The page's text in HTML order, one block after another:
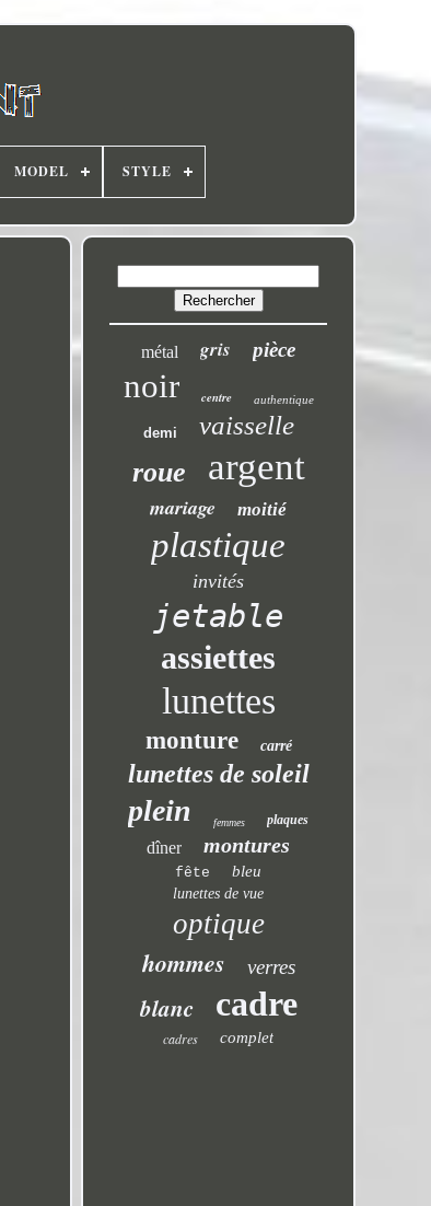
MODEL STYLE
métal gris pièce
noir centre authentique
demi vaisselle
roue argent
mariage moitié
plastique
invités
jetable
assiettes
lunettes
monture carré
lunettes de soleil
plein femmes plaques
dîner montures
fête bleu
lunettes de vue
optique
hommes verres
blanc cadre
cadres complet